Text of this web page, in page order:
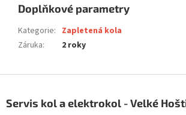
Doplňkové parametry
Kategorie: Zapletená kola
Záruka: 2 roky
pServis kol a elektrokol - Velké